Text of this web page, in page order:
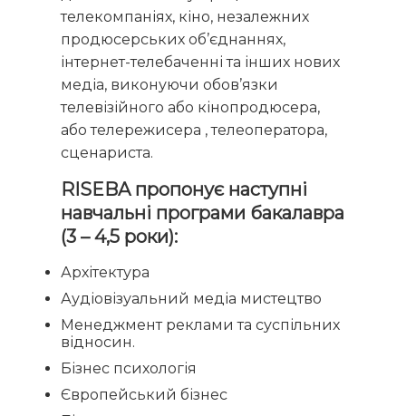
телекомпаніях, кіно, незалежних
продюсерських об’єднаннях,
інтернет-телебаченні та інших нових
медіа, виконуючи обов’язки
телевізійного або кінопродюсера,
або телережисера , телеоператора,
сценариста.
RISEBA пропонує наступні
навчальні програми бакалавра
(3 – 4,5 роки):
Архітектура
Аудіовізуальний медіа мистецтво
Менеджмент реклами та суспільних
відносин.
Бізнес психологія
Європейський бізнес